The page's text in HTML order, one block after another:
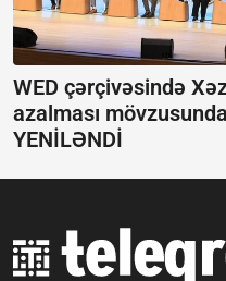
WED çərçivəsində
azalması
YENİLƏNDİ